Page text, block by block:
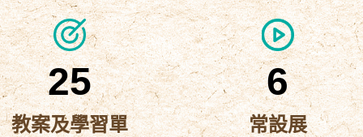
25
教案及學習單
6
常設展